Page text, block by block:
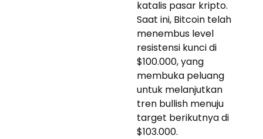
katalis pasar kripto.
Saat ini, Bitcoin telah
menembus level
resistensi kunci di
$100.000, yang
membuka peluang
untuk melanjutkan
tren bullish menuju
target berikutnya di
$103.000.